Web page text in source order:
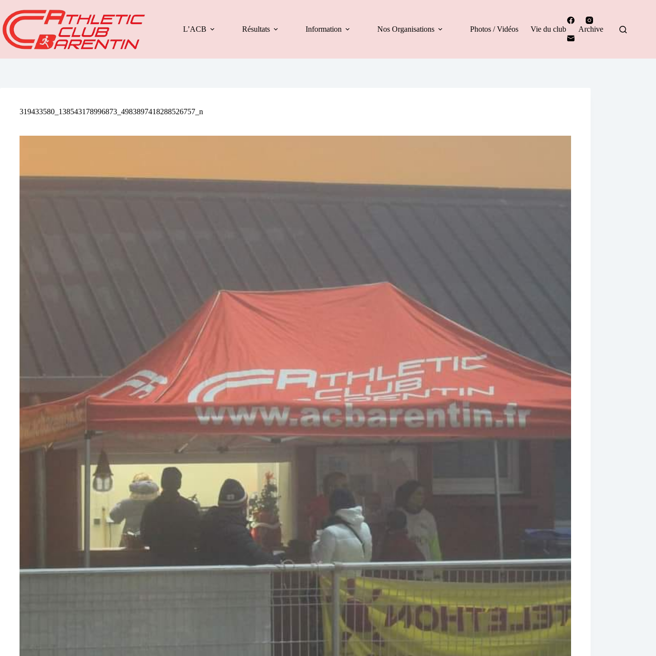
contenu
L’ACB
Résultats Information Nos Organisations Photos / Vidéos Vie du club Archive
319433580_138543178996873_4983897418288526757_n